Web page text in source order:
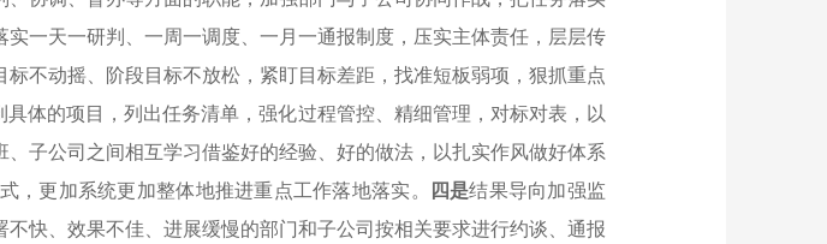
一天一研判、一周一调度、一月一通报制度，压实主体责任，层层传
标不动摇、阶段目标不放松，紧盯目标差距，找准短板弱项，狠抓重点
体的项目，列出任务清单，强化过程管控、精细管理，对标对表，以
子公司之间相互学习借鉴好的经验、好的做法，以扎实作风做好体系
，更加系统更加整体地推进重点工作落地落实。
四是结果导向加强监
快、效果不佳、进展缓慢的部门和子公司按相关要求进行约谈、通报